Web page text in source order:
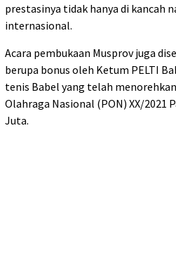
prestasinya tidak hanya di kancah
internasional.
Acara pembukaan Musprov juga
berupa bonus oleh Ketum PELTI
tenis Babel yang telah
Olahraga Nasional (PON) XX/2021
Juta.